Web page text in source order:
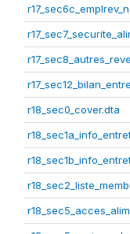
r18_sec0_cover.dta